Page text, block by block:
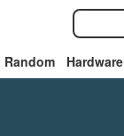
Random Hardware